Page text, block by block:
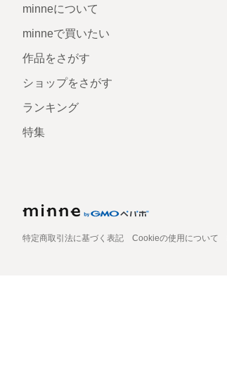
minneについて
minneで買いたい
作品をさがす
ショップをさがす
ランキング
特集
特定商取引法に基づく表記 Cookieの使用について